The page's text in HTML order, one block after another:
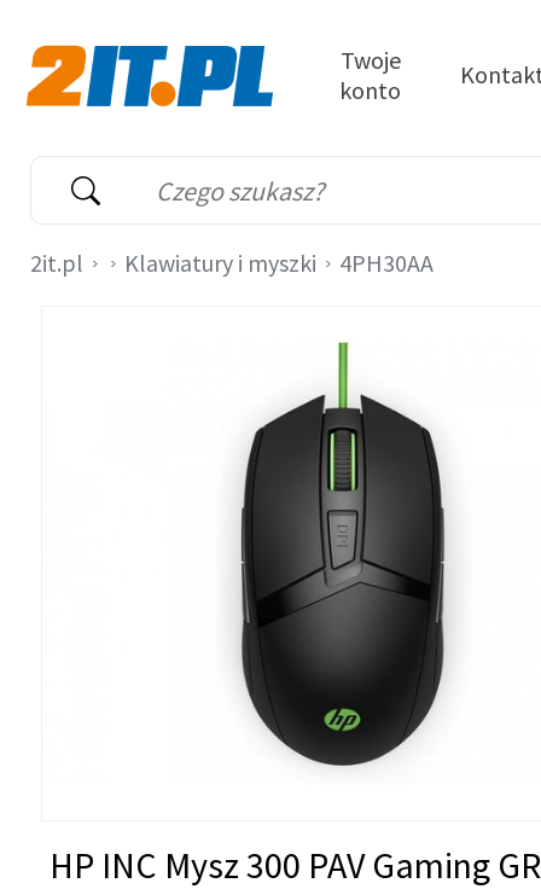
Wyszukiwarka
Słowo kluczowe
Twoje
konto
2it.pl Klawiatury i myszki 4PH30AA
HP INC Mysz 300 PAV Gaming